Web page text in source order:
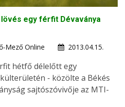
egy férfit Dévaványa
Mező Online
2013.04.15.
hétfő délelőtt egy
- közölte a Békés
sajtószóvivője az MTI-